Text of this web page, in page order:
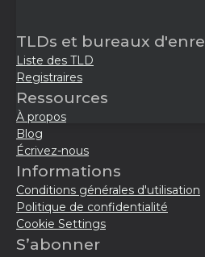
TLDs et bureaux
Liste des TLD
Registraires
Ressources
À propos
Blog
Écrivez-nous
Informations
Conditions générales d'utilisation
Politique de confidentialité
Cookie Settings
S’abonner